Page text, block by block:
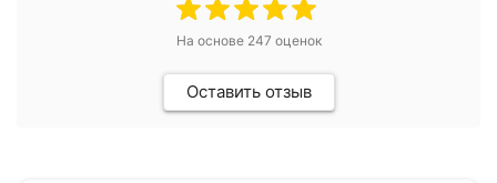
На основе 247 оценок
Оставить отзыв